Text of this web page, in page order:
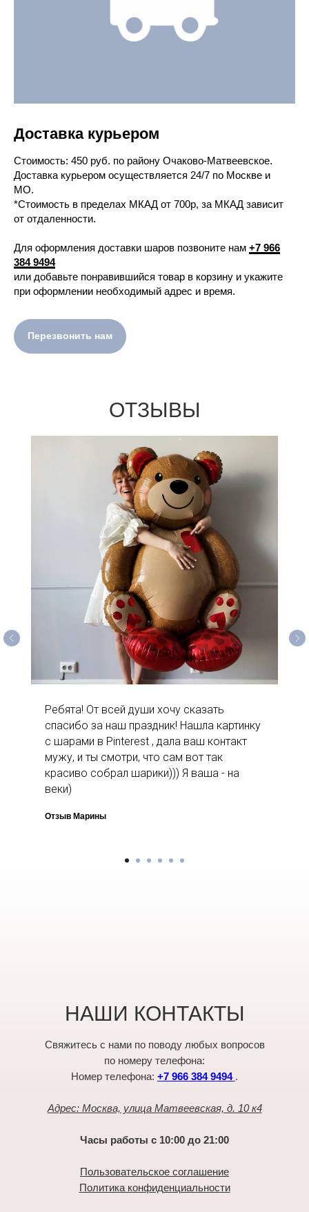
Доставка курьером
Cтоимость: 450 руб. по району Очаково-Матвеевское.
Доставка курьером осуществляется 24/7 по Москве и
МО.
*Стоимость в пределах МКАД от 700р, за МКАД зависит
от отдаленности.
Для оформления доставки шаров позвоните нам +7 966
384 9494
или добавьте понравившийся товар в корзину и укажите
при оформлении необходимый адрес и время.
Перезвонить нам
ОТЗЫВЫ
Ребята! От всей души хочу сказать
спасибо за наш праздник! Нашла картинку
с шарами в Pinterest , дала ваш контакт
мужу, и ты смотри, что сам вот так
красиво собрал шарики))) Я ваша - на
веки)
Отзыв Марины
НАШИ КОНТАКТЫ
Свяжитесь с нами по поводу любых вопросов
по номеру телефона:
Номер телефона: +7 966 384 9494 .
Адрес: Москва, улица Матвеевская, д. 10 к4
Часы работы с 10:00 до 21:00
Пользовательское соглашение
Политика конфиденциальности